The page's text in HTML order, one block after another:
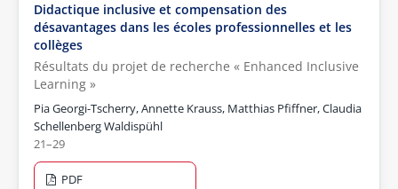
Didactique inclusive et compensation des
désavantages dans les écoles professionnelles et les
collèges
Résultats du projet de recherche « Enhanced Inclusive
Learning »
Pia Georgi-Tscherry, Annette Krauss, Matthias Pfiffner, Claudia
Schellenberg Waldispühl
21–29
PDF